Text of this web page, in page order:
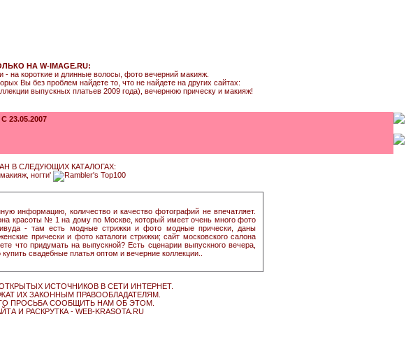
НА W-IMAGE.RU:
на короткие и длинные волосы, фото вечерний макияж.
Вы без проблем найдете то, что не найдете на других сайтах:
выпускных платьев 2009 года), вечернюю прическу и макияж!
В СЛЕДУЮЩИХ КАТАЛОГАХ:
информацию, количество и качество фотографий не впечатляет.
красоты № 1 на дому по Москве, который имеет очень много фото
- там есть модные стрижки и фото модные прически, даны
прически и фото каталоги стрижки; сайт московского салона
что придумать на выпускной? Есть сценарии выпускного вечера,
свадебные платья оптом и вечерние коллекции..
ИСТОЧНИКОВ В СЕТИ ИНТЕРНЕТ.
ИХ ЗАКОННЫМ ПРАВООБЛАДАТЕЛЯМ.
ПРОСЬБА СООБЩИТЬ НАМ ОБ ЭТОМ.
И РАСКРУТКА - WEB-KRASOTA.RU